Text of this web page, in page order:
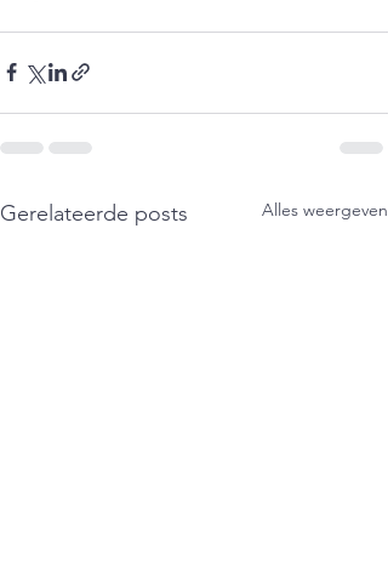
Gerelateerde posts Alles weergeven